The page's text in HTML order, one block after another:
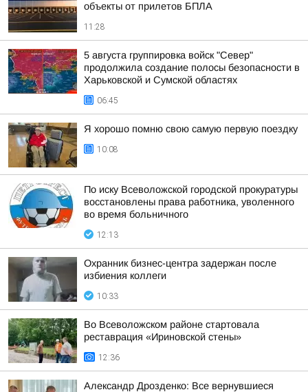
объекты от прилетов БПЛА
11:28
5 августа группировка войск "Север"
продолжила создание полосы безопасности в
Харьковской и Сумской областях
06:45
Я хорошо помню свою самую первую поездку
10:08
По иску Всеволожской городской прокуратуры
восстановлены права работника, уволенного
во время больничного
12:13
Охранник бизнес-центра задержан после
избиения коллеги
10:33
Во Всеволожском районе стартовала
реставрация «Ириновской стены»
12:36
Александр Дрозденко: Все вернувшиеся